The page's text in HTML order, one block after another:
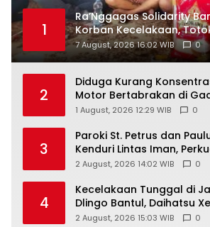
1
Ra’Nggagas Solidarity
Korban Kecelakaan,
Solidaritas Harus Jadi
7 August, 2026 16:02 WIB 0
2
Diduga Kurang
Motor Bertabrakan di
Mahasiswi Meninggal
1 August, 2026 12:29 WIB 0
3
Paroki St. Petrus dan
Kenduri Lintas Iman,
Gunungkidul
2 August, 2026 14:02 WIB 0
4
Kecelakaan Tunggal di
Dlingo Bantul, Daihatsu
Jurang
2 August, 2026 15:03 WIB 0